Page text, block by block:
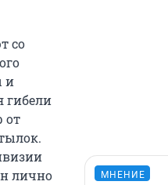
со
и
гибели
от
лично
МНЕНИЕ